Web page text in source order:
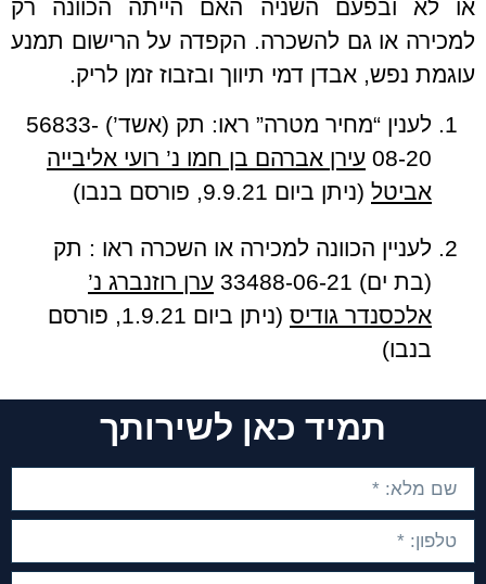
או לא ובפעם השניה האם הייתה הכוונה רק
למכירה או גם להשכרה. הקפדה על הרישום תמנע
עוגמת נפש, אבדן דמי תיווך ובזבוז זמן לריק.
לענין “מחיר מטרה” ראו: תק (אשד’) 56833-
08-20 עירן אברהם בן חמו נ’ רועי אליבייה
אביטל (ניתן ביום 9.9.21, פורסם בנבו)
לעניין הכוונה למכירה או השכרה ראו : תק
(בת ים) 33488-06-21
ערן רוזנברג נ’
אלכסנדר גודיס
(ניתן ביום 1.9.21, פורסם
בנבו)
תמיד כאן לשירותך